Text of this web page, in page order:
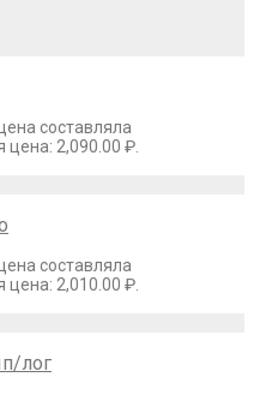
составляла
цена: 2,090.00 ₽.
составляла
цена: 2,010.00 ₽.
лог